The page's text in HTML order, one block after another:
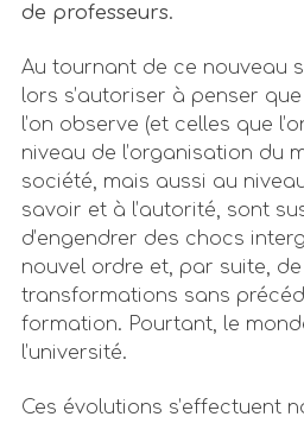
de professeurs.
Au tournant de ce nouveau
lors s’autoriser à penser
l’on observe (et celles que
niveau de l’organisation du
société, mais aussi au
savoir et à l’autorité, sont
d’engendrer des chocs
nouvel ordre et, par suite,
transformations sans
formation. Pourtant, le
l’université.
Ces évolutions s’effectuent